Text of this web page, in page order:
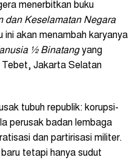
menerbitkan buku
dan Keselamatan Negara
ini akan menambah karyanya
½ Binatangyang
Tebet, Jakarta Selatan
tubuh republik: korupsi-
perusak badan lembaga
dan partirisasi militer.
tetapi hanya sudut